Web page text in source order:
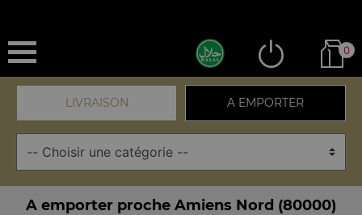
0
LIVRAISON A EMPORTER
A emporter proche Amiens Nord (80000)